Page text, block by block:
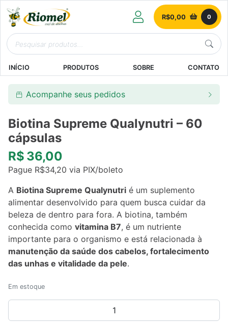
R$0,00 0
INÍCIO PRODUTOS SOBRE CONTATO
Acompanhe seus pedidos
Biotina Supreme Qualynutri – 60
cápsulas
R$ 36,00
Pague R$34,20 via PIX/boleto
A Biotina Supreme Qualynutri é um suplemento
alimentar desenvolvido para quem busca cuidar da
beleza de dentro para fora. A biotina, também
conhecida como vitamina B7, é um nutriente
importante para o organismo e está relacionada à
manutenção da saúde dos cabelos, fortalecimento
das unhas e vitalidade da pele.
Em estoque
Supreme